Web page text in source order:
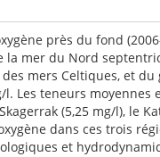
près du fond
la mer du Nord
mers Celtiques, et du
Les teneurs moyennes
(5,25 mg/l), le
dans ces trois
et